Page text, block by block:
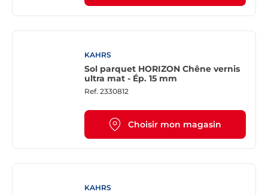
KAHRS
Sol parquet HORIZON Chêne vernis
ultra mat - Ép. 15 mm
Ref. 2330812
Choisir mon magasin
KAHRS